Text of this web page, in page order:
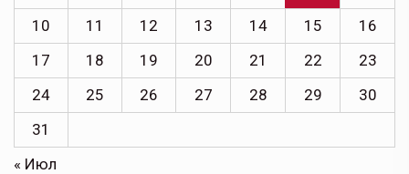
10
11 12 13 14 15
16
17
18 19 20 21 22
23
24
25 26 27 28 29
30
31
« Июл